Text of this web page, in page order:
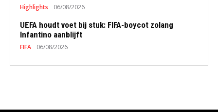
Highlights 06/08/2026
UEFA houdt voet bij stuk: FIFA-boycot zolang
Infantino aanblijft
FIFA 06/08/2026